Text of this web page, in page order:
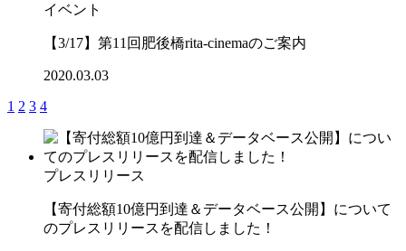
イベント
【3/17】第11回肥後橋rita-cinemaのご案内
2020.03.03
1 2 3 4
プレスリリース
【寄付総額10億円到達＆データベース公開】について
のプレスリリースを配信しました！